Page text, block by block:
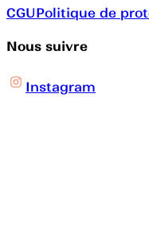
CGUPolitique de
Nous suivre
Instagram